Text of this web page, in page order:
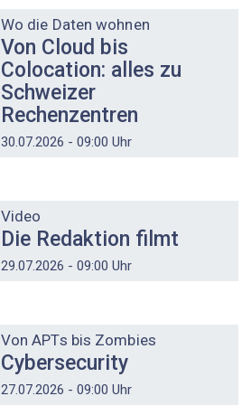
Wo die Daten wohnen
Von Cloud bis
Colocation: alles zu
Schweizer
Rechenzentren
30.07.2026 - 09:00 Uhr
Video
Die Redaktion filmt
29.07.2026 - 09:00 Uhr
Von APTs bis Zombies
Cybersecurity
27.07.2026 - 09:00 Uhr